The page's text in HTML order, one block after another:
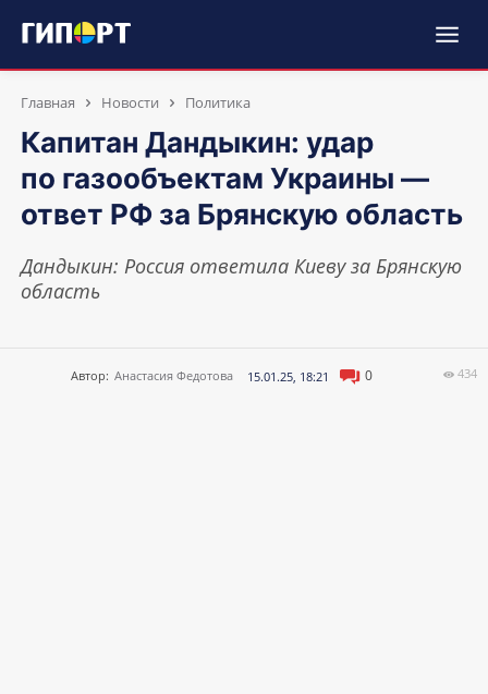
Главная Новости Политика
Капитан Дандыкин: удар
по газообъектам Украины —
ответ РФ за Брянскую область
Дандыкин: Россия ответила Киеву за Брянскую
область
Автор: Анастасия Федотова 15.01.25, 18:21 0 434